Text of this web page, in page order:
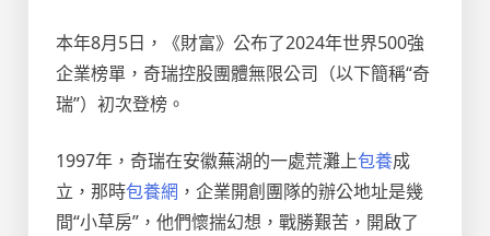
本年8月5日，《財富》公布了2024年世界500強
企業榜單，奇瑞控股團體無限公司（以下簡稱“奇
瑞”）初次登榜。
1997年，奇瑞在安徽蕪湖的一處荒灘上包養成
立，那時包養網 ，企業開創團隊的辦公地址是幾
間“小草房”，他們懷揣幻想，戰勝艱苦，開啟了